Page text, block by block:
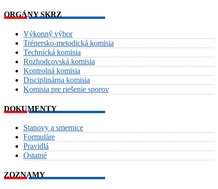
ORGÁNY SKRZ
Výkonný výbor
Trénersko-metodická komisia
Technická komisia
Rozhodcovská komisia
Kontrolná komisia
Disciplinárna komisia
Komisia pre riešenie sporov
DOKUMENTY
Stanovy a smernice
Formuláre
Pravidlá
Ostatné
ZOZNAMY